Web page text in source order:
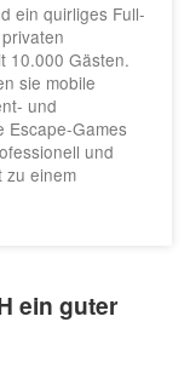
ein quirliges Full‐
10.000 Gästen.
sie mobile
und
Escape‑Games
und
zu einem
ein guter